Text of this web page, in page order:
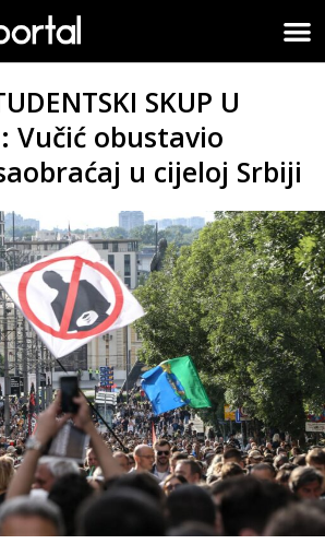
SKUP U
Vučić obustavio
u cijeloj Srbiji